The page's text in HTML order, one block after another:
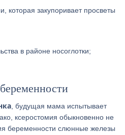
которая закупоривает просветы
в районе носоглотки;
, будущая мама испытывает
ксеростомия обыкновенно не
беременности слюнные железы